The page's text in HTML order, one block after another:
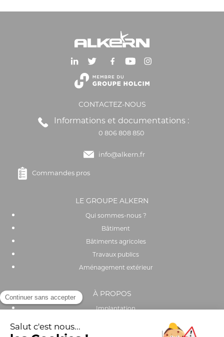
CONTACTEZ-NOUS
Informations et documentations :
0 806 808 850
info@alkern.fr
Commandes pros
LE GROUPE ALKERN
Qui sommes-nous ?
Bâtiment
Bâtiments agricoles
Travaux publics
Aménagement extérieur
À PROPOS
Implantation